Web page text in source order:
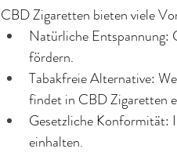
CBD Zigaretten bieten viele
Natürliche Entspannung:
fördern.
Tabakfreie Alternative:
findet in CBD Zigaretten
Gesetzliche Konformität:
einhalten.